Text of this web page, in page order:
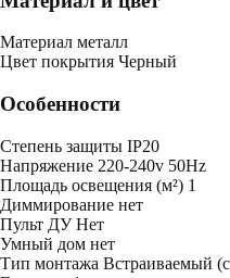
Mатериал металл
Цвет покрытия Черный
Особенности
Степень защиты IP20
Напряжение 220-240v 50Hz
Площадь освещения (м²) 1
Диммирование нет
Пульт ДУНет
Умный дом нет
Тип монтажа Встраиваемый